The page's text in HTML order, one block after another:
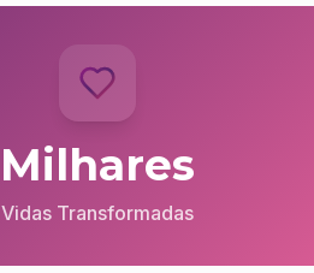
Milhares
Vidas Transformadas